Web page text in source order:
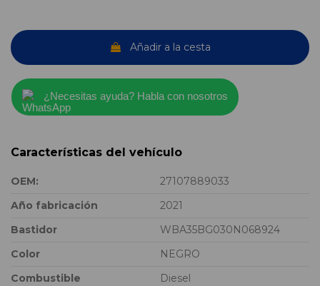
Añadir a la cesta
¿Necesitas ayuda? Habla con nosotros
Características del vehículo
OEM:
27107889033
Año fabricación
2021
Bastidor
WBA35BG030N068924
Color
NEGRO
Combustible
Diesel